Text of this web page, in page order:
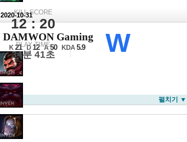
KILL SCORE
12 : 20
PLAY TIME
34분 41초
2020-10-31
결승전 1세트
DAMWON Gaming
K 21 D 12 A 50 KDA 5.9 W
펼치기 ▼